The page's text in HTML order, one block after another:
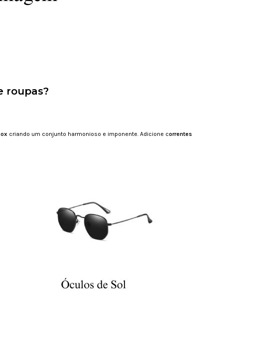
roupas?
criando um conjunto harmonioso e imponente. Adicione correntes